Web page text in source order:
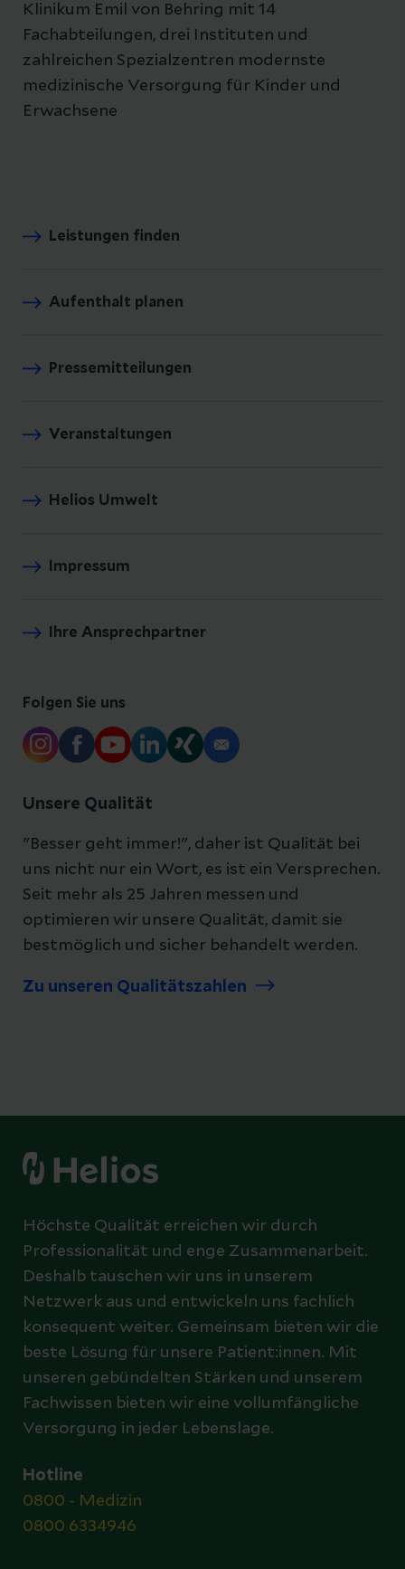
Klinikum Emil von Behring mit 14
Fachabteilungen, drei Instituten und
zahlreichen Spezialzentren modernste
medizinische Versorgung für Kinder und
Erwachsene
Leistungen finden
Aufenthalt planen
Pressemitteilungen
Veranstaltungen
Helios Umwelt
Impressum
Ihre Ansprechpartner
Folgen Sie uns
Unsere Qualität
"Besser geht immer!", daher ist Qualität bei
uns nicht nur ein Wort, es ist ein Versprechen.
Seit mehr als 25 Jahren messen und
optimieren wir unsere Qualität, damit sie
bestmöglich und sicher behandelt werden.
Zu unseren Qualitätszahlen
Höchste Qualität erreichen wir durch
Professionalität und enge Zusammenarbeit.
Deshalb tauschen wir uns in unserem
Netzwerk aus und entwickeln uns fachlich
konsequent weiter. Gemeinsam bieten wir die
beste Lösung für unsere Patient:innen. Mit
unseren gebündelten Stärken und unserem
Fachwissen bieten wir eine vollumfängliche
Versorgung in jeder Lebenslage.
Hotline
0800 - Medizin
0800 6334946